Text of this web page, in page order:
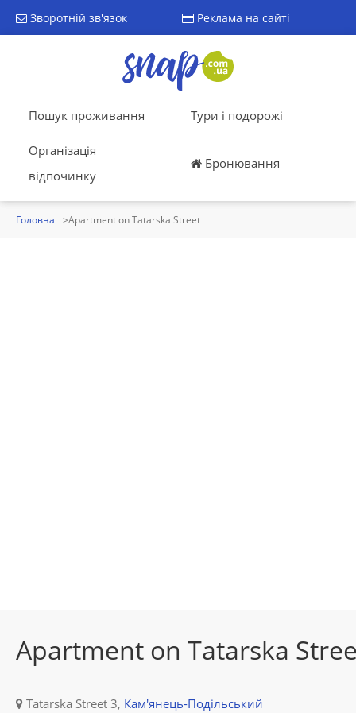
Зворотній зв'язок Реклама на сайті
Пошук проживання Тури і подорожі
Організація
відпочинку
Бронювання
Головна Apartment on Tatarska Street
Apartment on Tatarska
Tatarska Street 3, Кам'янець-Подільський